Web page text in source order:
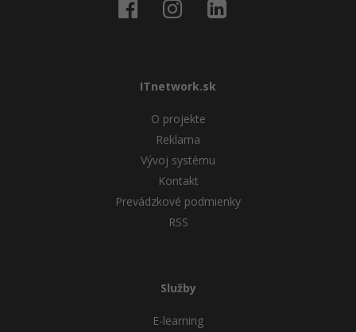
ITnetwork.sk
O projekte
Reklama
Vývoj systému
Kontakt
Prevádzkové podmienky
RSS
Služby
E-learning